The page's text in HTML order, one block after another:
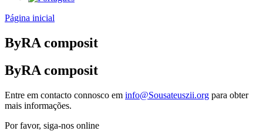
Página inicial
ByRA composit
ByRA composit
Entre em contacto connosco em info@Sousateuszii.org para obter
mais informações.
Por favor, siga-nos online